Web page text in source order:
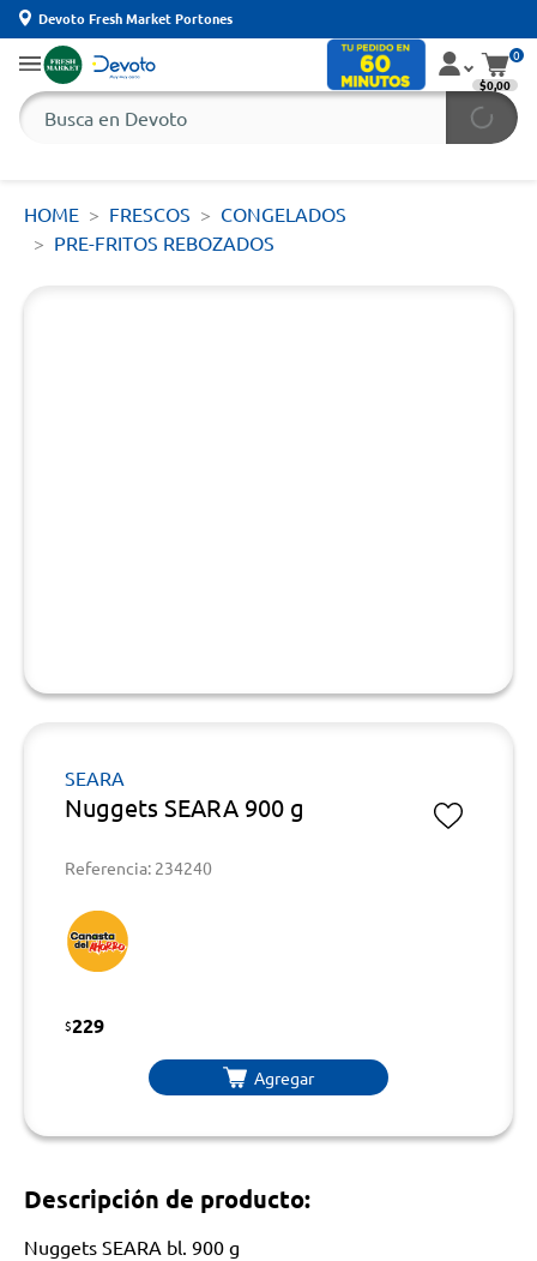
Devoto Fresh Market Portones
0
$0,00
HOME FRESCOS
CONGELADOS
PRE-FRITOS REBOZADOS
SEARA
Nuggets SEARA 900 g
Referencia: 234240
$229
Agregar
Descripción de producto:
Nuggets SEARA bl. 900 g